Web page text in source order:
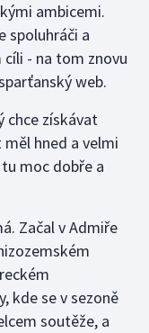
ambicemi.
spoluhráči a
cíli - na tom znovu
web.
chce získávat
hned a velmi
moc dobře a
Začal v Admiře
kde se v sezoně
soutěže, a